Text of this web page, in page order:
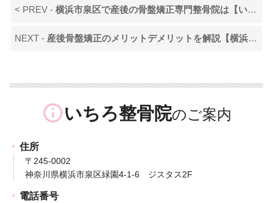
< PREV -横浜市泉区で産後の骨盤矯正専門整骨院は【いちろ整骨院】
NEXT - 産後骨盤矯正のメリットデメリットを解説【横浜市泉区いちろ整骨院】
info_outlineいちろ整骨院
住所
〒245-0002
神奈川県横浜市泉区緑園4-1-6 ジスタス2F
電話番号